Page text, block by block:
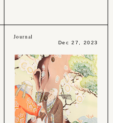
Journal
Dec 27, 2023